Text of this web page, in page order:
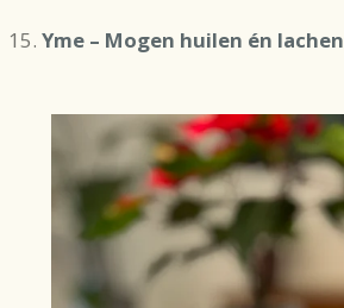
Yme – Mogen huilen én lachen